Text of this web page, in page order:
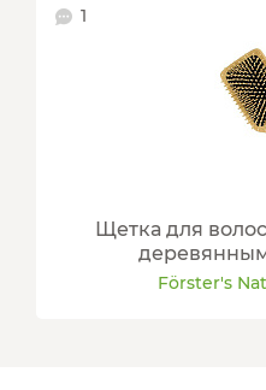
1
Щетка для
Förster's